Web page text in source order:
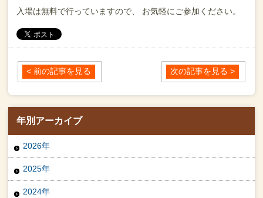
入場は無料で行っていますので、 お気軽にご参加ください。
< 前の記事を見る 次の記事を見る >
年別アーカイブ
2026年
2025年
2024年